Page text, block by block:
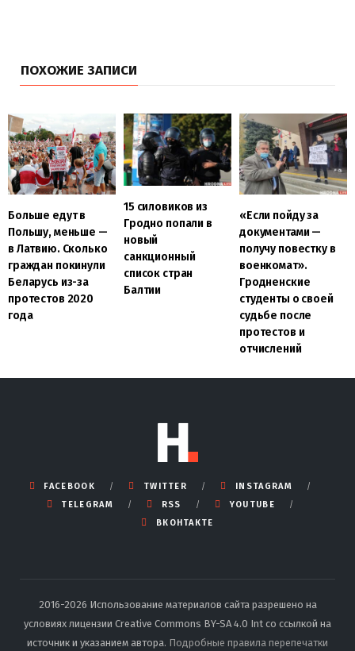
ПОХОЖИЕ ЗАПИСИ
Больше едут в
Польшу, меньше —
в Латвию. Сколько
граждан покинули
Беларусь из-за
протестов 2020
года
15 силовиков из
Гродно попали в
новый
санкционный
список стран
Балтии
«Если пойду за
документами —
получу повестку в
военкомат».
Гродненские
студенты о своей
судьбе после
протестов и
отчислений
FACEBOOK TWITTER
INSTAGRAM
TELEGRAM
RSS
YOUTUBE
ВКОНТАКТЕ
2016-2026 Использование материалов сайта разрешено на
условиях лицензии Creative Commons BY-SA 4.0 Int со ссылкой на
источник и указанием автора. Подробные правила перепечатки